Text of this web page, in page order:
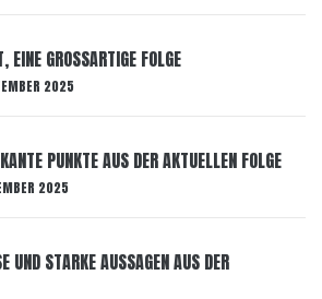
EINE GROSSARTIGE FOLGE
2025
PUNKTE AUS DER AKTUELLEN FOLGE
2025
UND STARKE AUSSAGEN AUS DER